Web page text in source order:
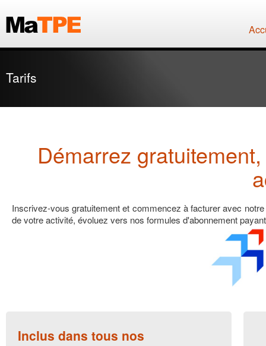
Tarifs
Démarrez
Inscrivez-vous gratuitement et commencez à facturer avec
de votre activité, évoluez vers nos formules d'abonnement
Inclus dans tous nos